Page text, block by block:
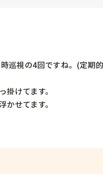
巡視の4回ですね。(定期
けてます。
せてます。